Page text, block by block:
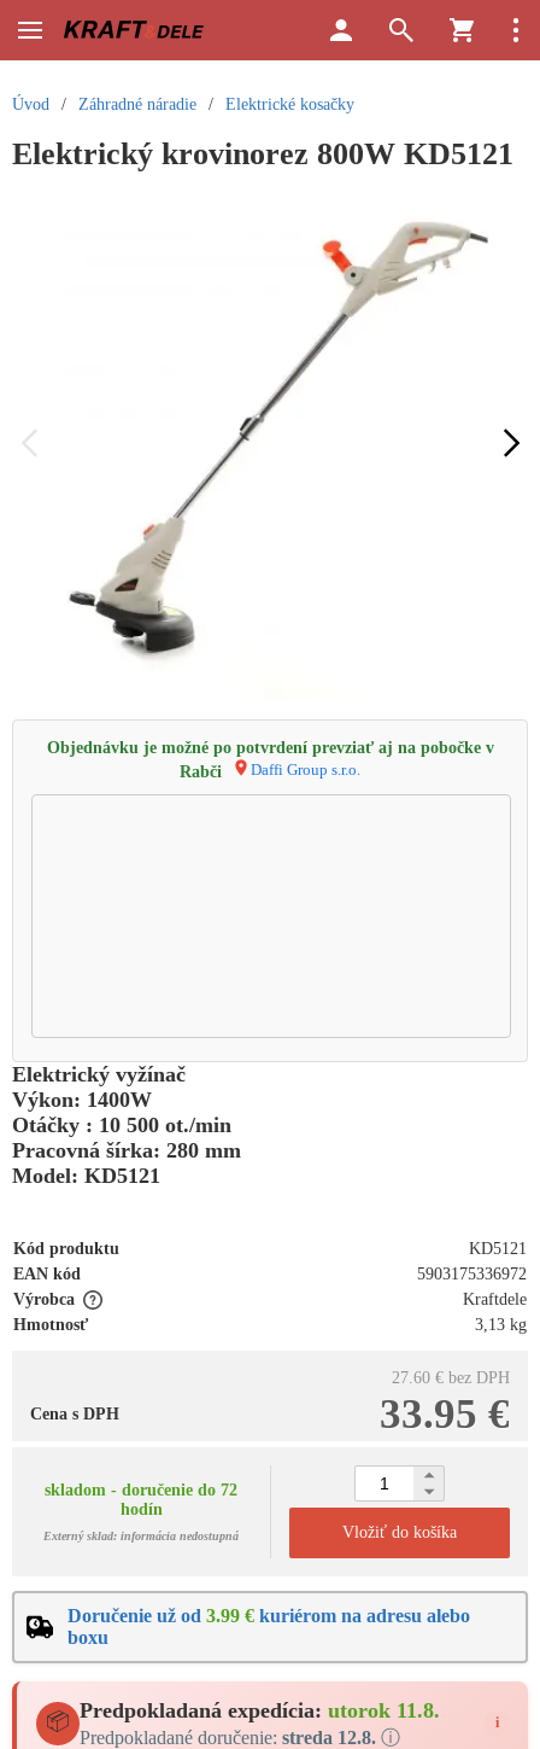
Úvod / Záhradné náradie / Elektrické kosačky
Elektrický krovinorez 800W KD5121
Objednávku je možné po potvrdení prevziať aj na pobočke v
Rabči
Daffi Group s.r.o.
Elektrický vyžínač
Výkon: 1400W
Otáčky : 10 500 ot./min
Pracovná šírka: 280 mm
Model: KD5121
Kód produktu
KD5121
EAN kód
5903175336972
Výrobca
Kraftdele
Hmotnosť
3,13 kg
27.60 € bez DPH
33.95 €
Cena s DPH
skladom - doručenie do 72
hodín
Externý sklad: informácia nedostupná Vložiť do košíka
Doručenie už od 3.99 € kuriérom na adresu alebo
boxu
📦 Predpokladaná expedícia: utorok 11.8.
Predpokladané doručenie: streda 12.8. ⓘ
i